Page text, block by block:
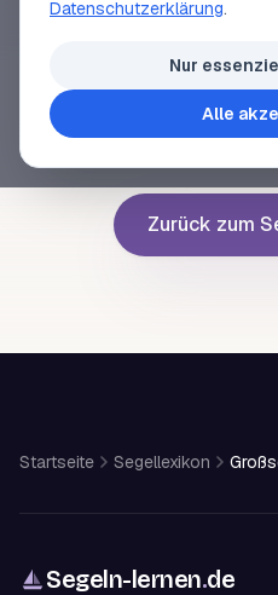
Voriger Begriff
Zurück zum
Startseite Segellexikon
Segeln-lernen.de
Datenschutzerklärung.
Nur
Alle